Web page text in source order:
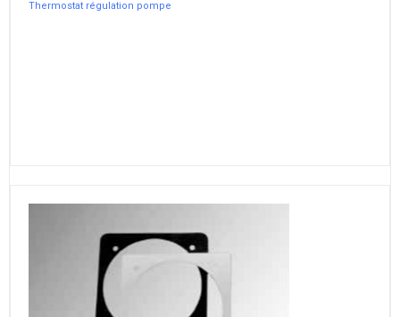
Thermostat régulation pompe